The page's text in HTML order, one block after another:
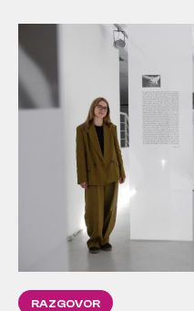
RAZGOVOR